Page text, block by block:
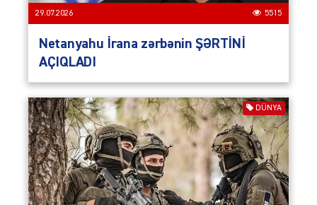
29.07.2026 5515
Netanyahu İrana zərbənin ŞƏRTİNİ
AÇIQLADI
DÜNYA